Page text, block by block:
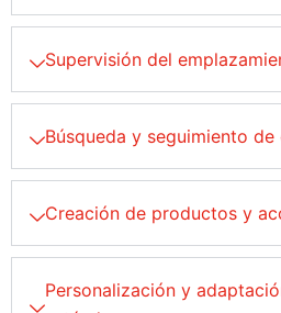
Supervisión del
Búsqueda y seguimiento
Creación de productos y
Personalización y